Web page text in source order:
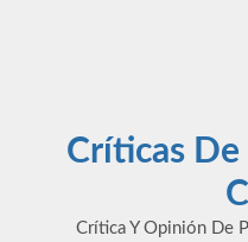
Críticas De
Crítica Y Opinión De